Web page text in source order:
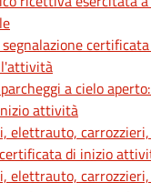
a cielo
attività
elettrauto,
di inizio
elettrauto,